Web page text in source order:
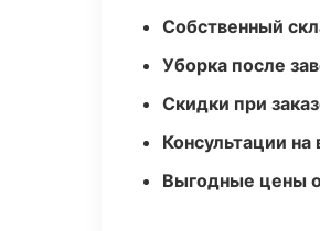
Собственный
Уборка после
Скидки при
Консультации на
Выгодные цены